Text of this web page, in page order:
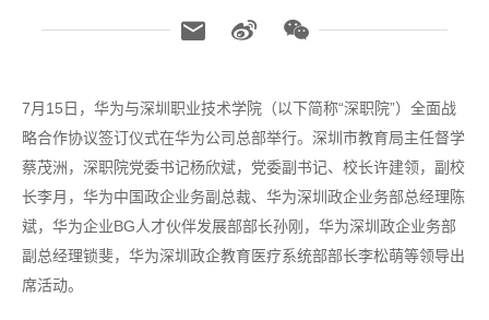
7月15日，华为与深圳职业技术学院（以下简称“深职院”）全面战
略合作协议签订仪式在华为公司总部举行。深圳市教育局主任督学
蔡茂洲，深职院党委书记杨欣斌，党委副书记、校长许建领，副校
长李月，华为中国政企业务副总裁、华为深圳政企业务部总经理陈
斌，华为企业BG人才伙伴发展部部长孙刚，华为深圳政企业务部
副总经理锁斐，华为深圳政企教育医疗系统部部长李松萌等领导出
席活动。